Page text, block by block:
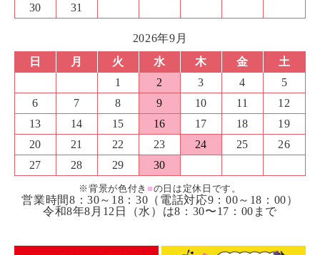
30
31
2026年9月
日
月 火 水 木 金
土
1
2 3 4
5
6
7 8 9 10 11
12
13
14 15 16 17 18
19
20
21 22 23 24 25
26
27
28 29 30
※背景が色付き ■の日は定休日です。
営業時間8：30～18：30（電話対応9：00～18：00）
令和8年8月12日（水）は8：30〜17：00まで